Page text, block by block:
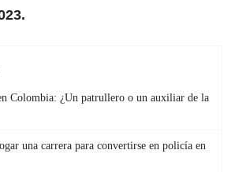
Colombia: ¿Un patrullero o un auxiliar de la
una carrera para convertirse en policía en